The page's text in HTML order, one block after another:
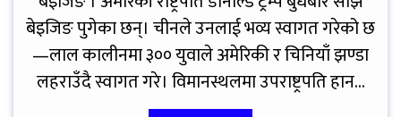
बेइजिङ पुगेका छन्। चीनले उनलाई भव्य स्वागत गरेको छ
—लाल कालीनमा ३०० युवाले अमेरिकी र चिनियाँ झण्डा
लहराउँदै स्वागत गरे। विमानस्थलमा उपराष्ट्रपति हान...